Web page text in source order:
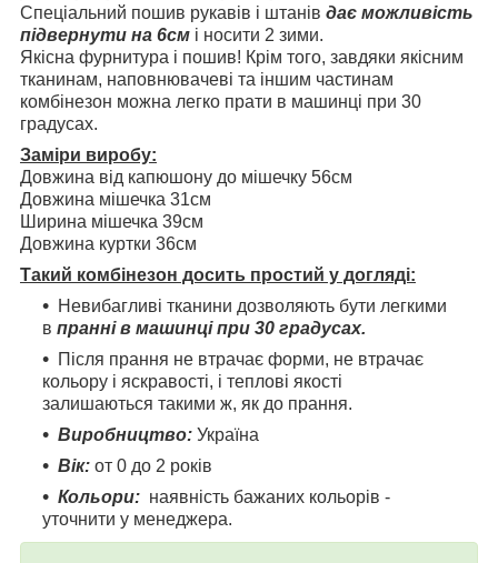
Спеціальний пошив рукавів і штанів дає можливість
підвернути на 6см і носити 2 зими.
Якісна фурнитура і пошив! Крім того, завдяки якісним
тканинам, наповнювачеві та іншим частинам
комбінезон можна легко прати в машинці при 30
градусах.
Заміри виробу:
Довжина від капюшону до мішечку 56см
Довжина мішечка 31см
Ширина мішечка 39см
Довжина куртки 36см
Такий комбінезон досить простий у догляді:
Невибагливі тканини дозволяють бути легкими
в пранні в машинці при 30 градусах.
Після прання не втрачає форми, не втрачає
кольору і яскравості, і теплові якості
залишаються такими ж, як до прання.
Виробництво: Україна
Вік: от 0 до 2 років
Кольори: наявність бажаних кольорів -
уточнити у менеджера.